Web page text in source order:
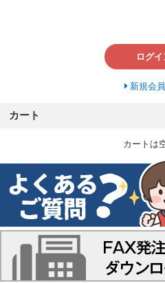
ログイ
新規会
カート
カートは